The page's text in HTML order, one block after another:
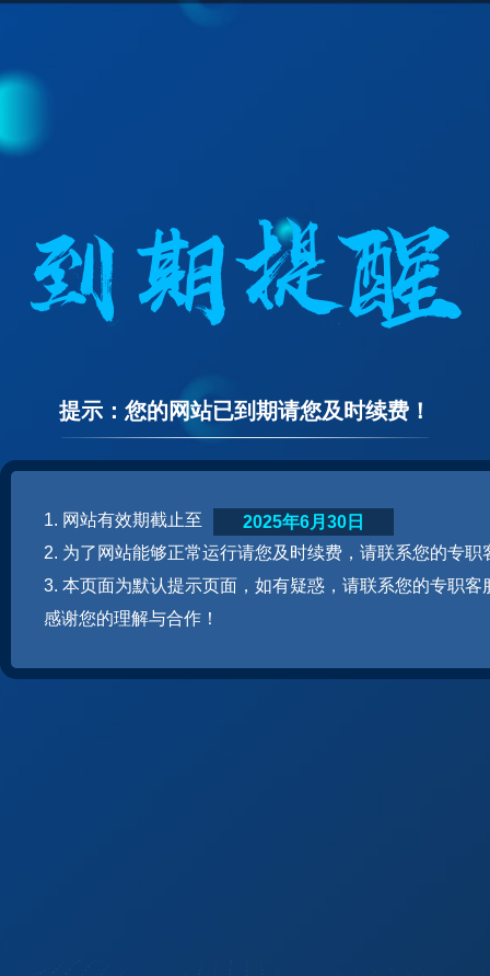
提示：您的网站已到期请您及时续费！
1. 网站有效期截止至
2. 为了网站能够正常运行请您及时续费，请联系您的专职
3. 本页面为默认提示页面，如有疑惑，请联系您的专职客
感谢您的理解与合作！
2025年6月30日